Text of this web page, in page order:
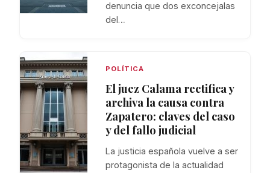
denuncia que dos exconcejalas
del…
POLÍTICA
El juez Calama rectifica y
archiva la causa contra
Zapatero: claves del caso
y del fallo judicial
La justicia española vuelve a ser
protagonista de la actualidad